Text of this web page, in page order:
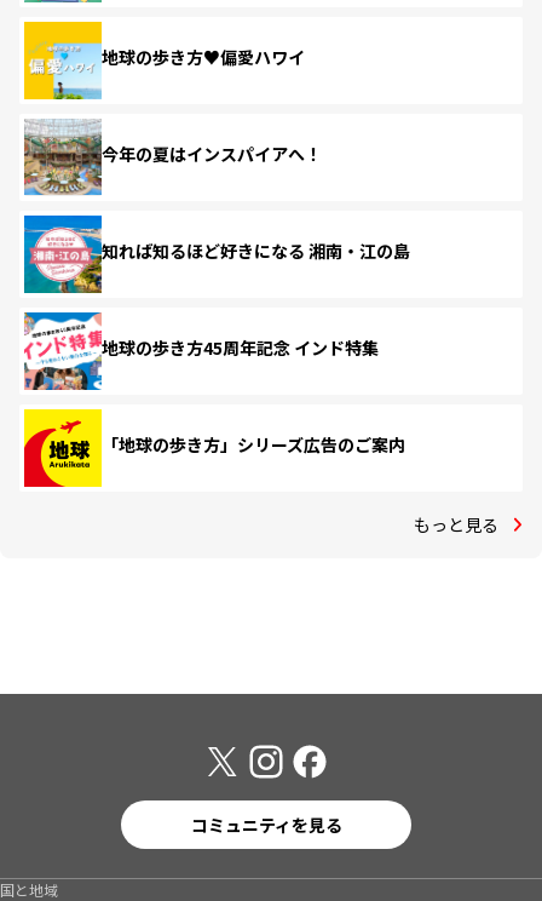
地球の歩き方♥偏愛ハワイ
今年の夏はインスパイアへ！
知れば知るほど好きになる 湘南・江の島
地球の歩き方45周年記念 インド特集
「地球の歩き方」シリーズ広告のご案内
もっと見る
コミュニティを見る
国と地域